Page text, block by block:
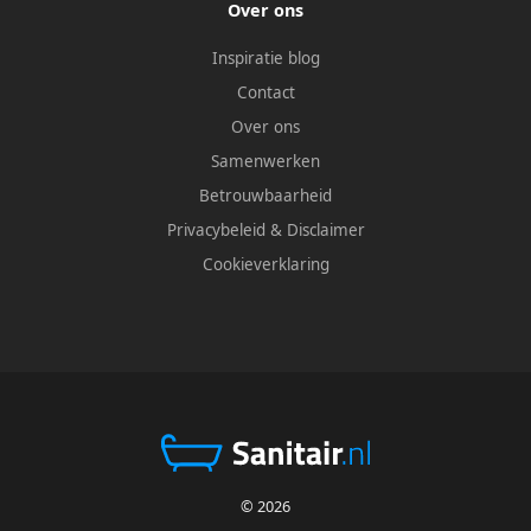
Over ons
Inspiratie blog
Contact
Over ons
Samenwerken
Betrouwbaarheid
Privacybeleid & Disclaimer
Cookieverklaring
© 2026